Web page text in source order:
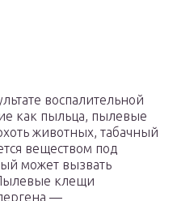
воспалительной
как пыльца, пылевые
животных, табачный
веществом под
может вызвать
клещи
—